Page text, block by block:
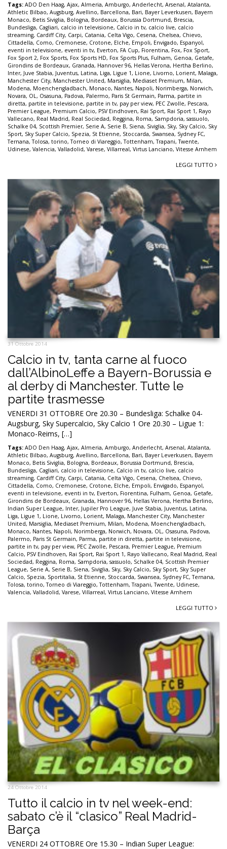
Tags: ADO Den Haag, Ajax, Almeria, Amburgo, Anderlecht, Arsenal, Atalanta,
Athletic Bilbao, Augsburg, Avellino, Barcellona, Bari, Bayer Leverkusen, Bayern
Monaco, Betis Siviglia, Bologna, Bordeaux, Borussia Dortmund, Brescia,
Bundesliga, Cagliari, calcio in televisione, Calcio in tv, calcio live, calcio
streaming, Cardiff City, Carpi, Catania, Celta Vigo, Cesena, Chelsea, Chievo,
Cittadella, Como, Cremonese, Crotone, Elche, Empoli, Envigado, Espanyol,
eventi in televisione, eventi in tv, Everton, FA Cup, Fiorentina, Fox, Fox Sport,
Fox Sport 2, Fox Sports, Fox Sports HD, Fox Sports Plus, Fulham, Genoa, Getafe,
Girondins de Bordeaux, Granada, Hannover 96, Hellas Verona, Hertha Berlino,
Inter, Juve Stabia, Juventus, Latina, Liga, Ligue 1, Lione, Livorno, Lorient, Malaga,
Manchester City, Manchester United, Marsiglia, Mediaset Premium, Milan,
Modena, Moenchengladbach, Monaco, Nantes, Napoli, Norimberga, Norwich,
Novara, OL , Osasuna, Padova, Palermo, Paris St Germain, Parma, partite in
diretta, partite in televisione, partite in tv, pay per view, PEC Zwolle, Pescara,
Premier League, Premium Calcio, PSV Eindhoven, Rai Sport, Rai Sport 1, Rayo
Vallecano, Real Madrid, Real Sociedad, Reggina, Roma, Sampdoria, sassuolo,
Schalke 04, Scottish Premier, Serie A, Serie B, Siena, Siviglia, Sky, Sky Calcio, Sky
Sport, Sky Super Calcio, Spezia, St Etienne, Stoccarda, Swansea, Sydney FC,
Ternana,Tolosa, torino,Torneo di Viareggio,Tottenham,Trapani,Twente,
Udinese, Valencia, Valladolid, Varese, Villarreal, Virtus Lanciano, Vitesse Arnhem
LEGGI TUTTO
31 Ottobre 2014
Calcio in tv, tanta carne al fuoco
dall’AlbinoLeffe a Bayern-Borussia e
al derby di Manchester. Tutte le
partite trasmesse
VENERDI 31 OTTOBRE Ore 20.30 – Bundesliga: Schalke 04-
Augsburg, Sky Supercalcio, Sky Calcio 1 Ore 20.30 – Ligue 1:
Monaco-Reims, […]
Tags: ADO Den Haag, Ajax, Almeria, Amburgo, Anderlecht, Arsenal, Atalanta,
Athletic Bilbao, Augsburg, Avellino, Barcellona, Bari, Bayer Leverkusen, Bayern
Monaco, Betis Siviglia, Bologna, Bordeaux, Borussia Dortmund, Brescia,
Bundesliga, Cagliari, calcio in televisione, Calcio in tv, calcio live, calcio
streaming, Cardiff City, Carpi, Catania, Celta Vigo, Cesena, Chelsea, Chievo,
Cittadella, Como, Cremonese, Crotone, Elche, Empoli, Envigado, Espanyol,
eventi in televisione, eventi in tv, Everton, Fiorentina, Fulham, Genoa, Getafe,
Girondins de Bordeaux, Granada, Hannover 96, Hellas Verona, Hertha Berlino,
Indian Super League, Inter, Jupiler Pro League, Juve Stabia, Juventus, Latina,
Liga, Ligue 1, Lione, Livorno, Lorient, Malaga, Manchester City, Manchester
United, Marsiglia, Mediaset Premium, Milan, Modena, Moenchengladbach,
Monaco, Nantes, Napoli, Norimberga, Norwich, Novara, OL, Osasuna, Padova,
Palermo, Paris St Germain, Parma, partite in diretta, partite in televisione,
partite in tv, pay per view, PEC Zwolle, Pescara, Premier League, Premium
Calcio, PSV Eindhoven, Rai Sport, Rai Sport 1, Rayo Vallecano, Real Madrid, Real
Sociedad, Reggina, Roma, Sampdoria, sassuolo, Schalke 04, Scottish Premier
League, Serie A, Serie B, Siena, Siviglia, Sky, Sky Calcio, Sky Sport, Sky Super
Calcio, Spezia, Sportitalia, St Etienne, Stoccarda, Swansea, Sydney FC,Ternana,
Tolosa, torino,Torneo di Viareggio,Tottenham,Trapani,Twente, Udinese,
Valencia, Valladolid, Varese, Villarreal, Virtus Lanciano, Vitesse Arnhem
LEGGI TUTTO
24 Ottobre 2014
Tutto il calcio in tv nel week-end:
sabato c’è il “clasico” Real Madrid-
Barça
VENERDI 24 OTTOBRE Ore 15.30 – Indian Super League: